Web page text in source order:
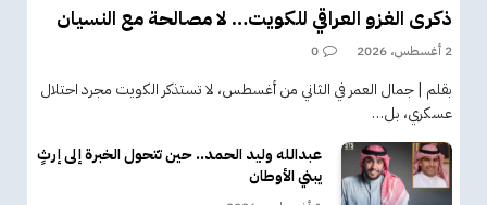
ذكرى الغزو العراقي للكويت… لا مصالحة مع النسيان
2 أغسطس، 2026 0
بقلم | جمال العمر في الثاني من أغسطس، لا تستذكر الكويت مجرد احتلال
عسكري، بل…
عبدالله وليد الحمد.. حين تتحول الخبرة إلى إرثٍ
يبني الأوطان